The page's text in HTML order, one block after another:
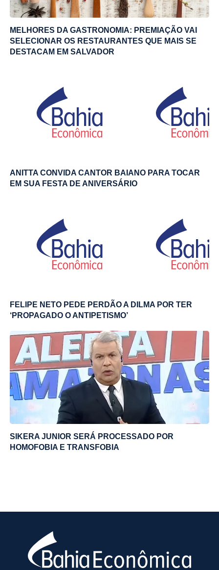
MELHORES DA GASTRONOMIA: PREMIAÇÃO VAI
SELECIONAR OS RESTAURANTES QUE MAIS SE
DESTACAM EM SALVADOR
ANITTA CONVIDA CANTOR BAIANO PARA TOCAR
EM SUA FESTA DE ANIVERSÁRIO
FELIPE NETO PEDE PERDÃO A DILMA POR TER
‘PROPAGADO O ANTIPETISMO’
SIKERA JUNIOR SERÁ PROCESSADO POR
HOMOFOBIA E TRANSFOBIA